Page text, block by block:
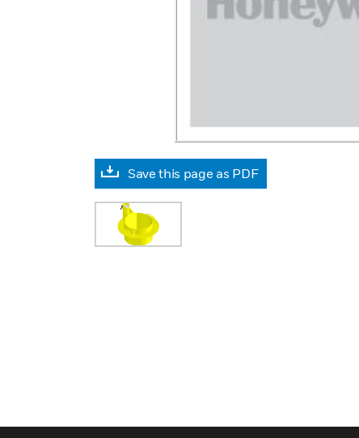
Save this page as PDF